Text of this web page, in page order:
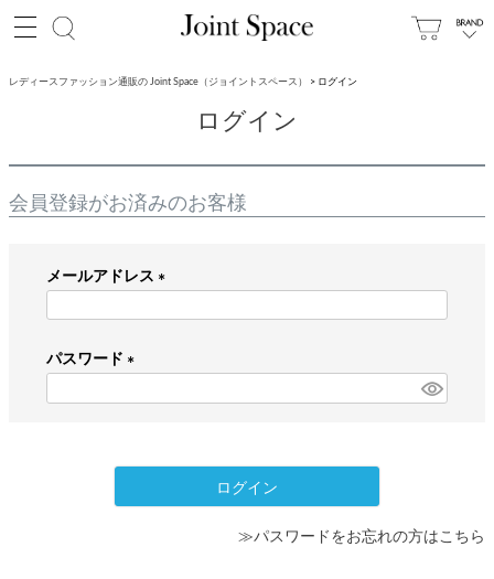
レディースファッション通販の Joint Space（ジョイントスペース） ログイン
ログイン
会員登録がお済みのお客様
メールアドレス
パスワード
ログイン
≫パスワードをお忘れの方はこちら